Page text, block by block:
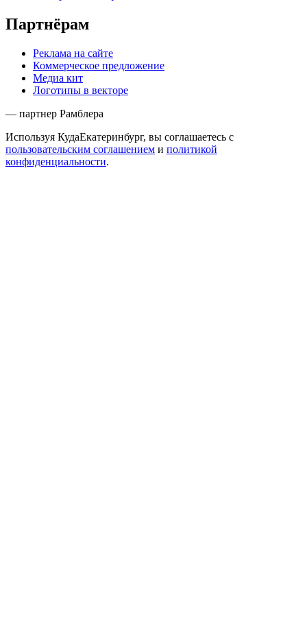
Партнёрам
Реклама на сайте
Коммерческое предложение
Медиа кит
Логотипы в векторе
— партнер Рамблера
Используя КудаЕкатеринбург, вы соглашаетесь с
пользовательским соглашением и политикой
конфиденциальности.